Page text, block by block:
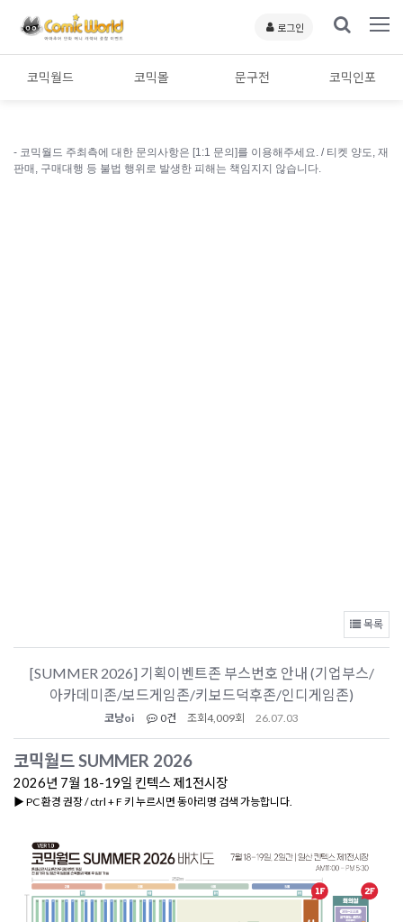
로그인
코믹월드 코믹몰 문구전 코믹인포
- 코믹월드 주최측에 대한 문의사항은 [1:1 문의]를 이용해주세요. / 티켓 양도, 재
판매, 구매대행 등 불법 행위로 발생한 피해는 책임지지 않습니다.
목록
[SUMMER 2026] 기획이벤트존 부스번호 안내 (기업부스/
아카데미존/보드게임존/키보드덕후존/인디게임존)
코냥oi 0건 조회 4,009회 26.07.03
코믹월드 SUMMER 2026
2026년 7월 18-19일 킨텍스 제1전시장
▶️ PC 환경 권장 / ctrl + F 키 누르시면 동아리명 검색 가능합니다.